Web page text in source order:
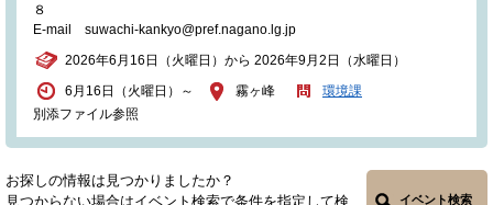
８
E-mail suwachi-kankyo@pref.nagano.lg.jp
2026年6月16日（火曜日）から 2026年9月2日（水曜日）
6月16日（火曜日）～
別添ファイル参照
霧ヶ峰 環境課
お探しの情報は見つかりましたか？
見つからない場合はイベント検索で条件を指定して検
イベント検索